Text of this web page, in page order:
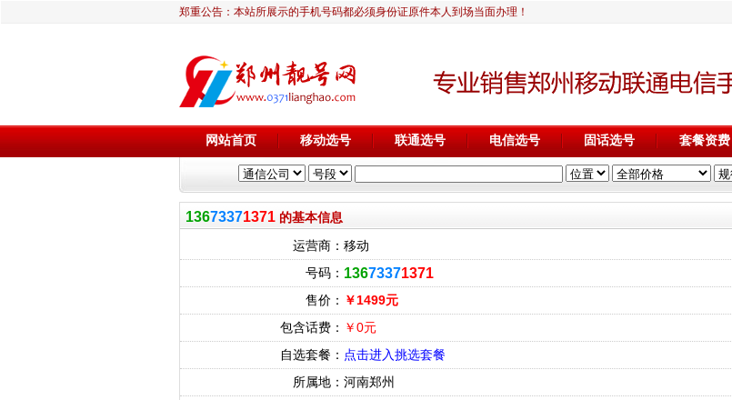
郑重公告：本站所展示的手机号码都必须身份证原件本人到场当面办理！
网站首页 移动选号 联通选号 电信选号 固话选号 套餐资费
13673371371 的基本信息
运营商： 移动
号码： 13673371371
售价： ￥1499元
包含话费： ￥0元
自选套餐： 点击进入挑选套餐
所属地： 河南郑州